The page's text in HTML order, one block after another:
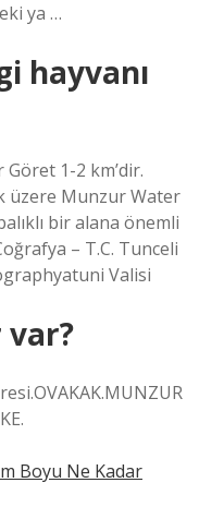
ya …
hayvanı
Göret 1-2 km’dir.
üzere Munzur Water
bir alana önemli
– T.C. Tunceli
Valisi
var?
Boyu Ne Kadar